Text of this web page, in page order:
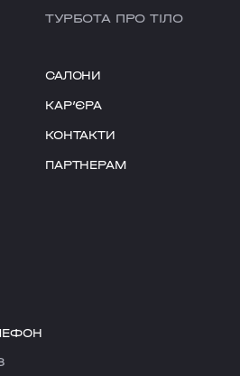
ТУРБОТА ПРО ТІЛО
САЛОНИ
КАРʼЄРА
КОНТАКТИ
ПАРТНЕРАМ